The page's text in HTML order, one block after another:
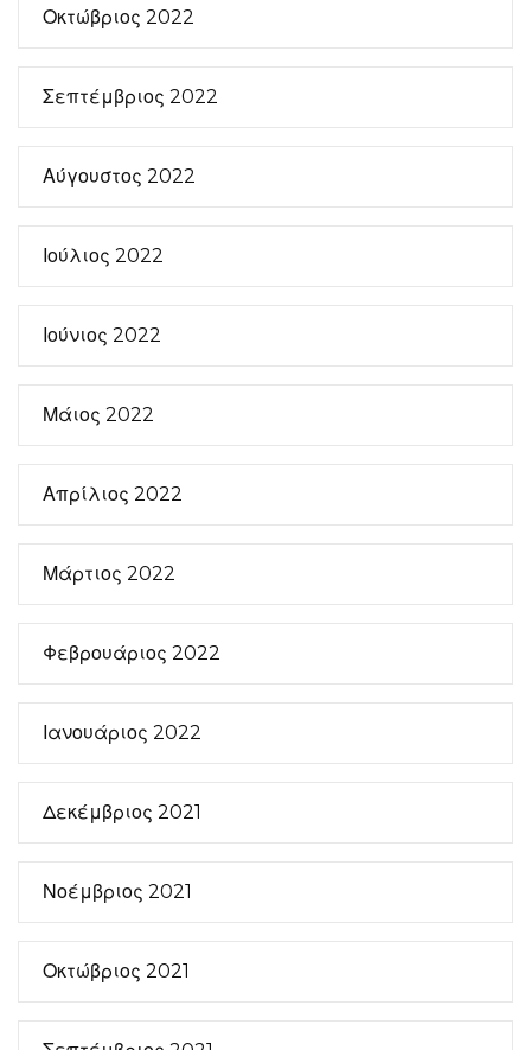
Οκτώβριος 2022
Σεπτέμβριος 2022
Αύγουστος 2022
Ιούλιος 2022
Ιούνιος 2022
Μάιος 2022
Απρίλιος 2022
Μάρτιος 2022
Φεβρουάριος 2022
Ιανουάριος 2022
Δεκέμβριος 2021
Νοέμβριος 2021
Οκτώβριος 2021